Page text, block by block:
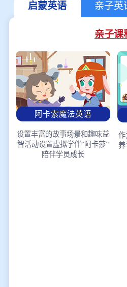
启蒙英语 亲子英
亲子课
阿卡索魔法英语
设置丰富的故事场景和趣味益
智活动设置虚拟学伴“阿卡莎”
陪伴学员成长
作
养